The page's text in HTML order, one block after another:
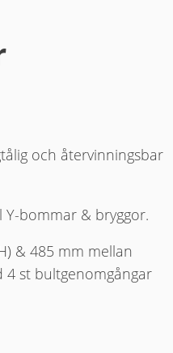
och återvinningsbar
bommar & bryggor.
& 485 mm mellan
st bultgenomgångar